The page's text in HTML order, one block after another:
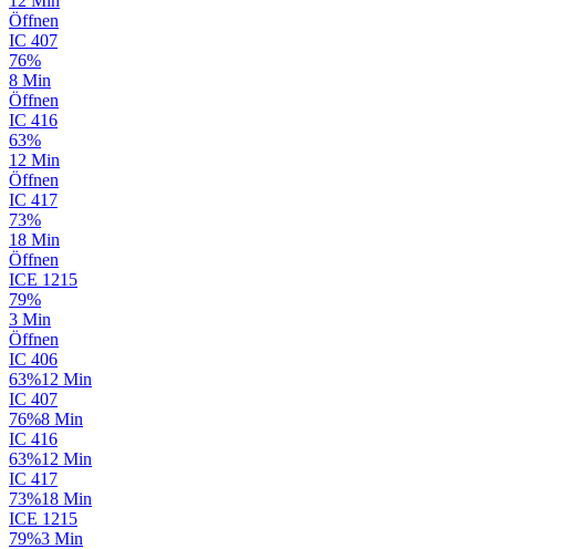
Öffnen
IC 407
76%
8 Min
Öffnen
IC 416
63%
12 Min
Öffnen
IC 417
73%
18 Min
Öffnen
ICE 1215
79%
3 Min
Öffnen
IC 406
63%12 Min
IC 407
76%8 Min
IC 416
63%12 Min
IC 417
73%18 Min
ICE 1215
79%3 Min